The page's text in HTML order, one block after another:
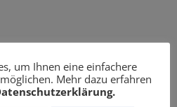
um Ihnen eine einfachere
Mehr dazu erfahren